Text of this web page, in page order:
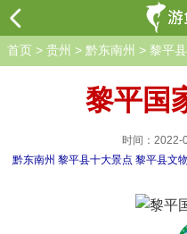
首页 > 贵州 > 黔东南州 > 黎平
黎平国
时间：2022-
黔东南州 黎平县十大景点 黎平县文